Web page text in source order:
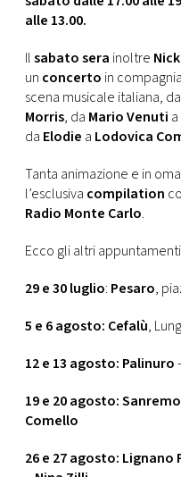
alle 13.00.
Ilsabato sera inoltre
un concerto in
scena musicale italiana, da
Morris, da Mario Venuti a
da Elodie a Lodovica
Tanta animazione e in
l’esclusiva compilation
Radio Monte Carlo.
Ecco gli altri appuntamenti
29 e 30 luglio: Pesaro,
5 e 6 agosto: Cefalù,
12 e 13 agosto: Palinuro
19 e 20 agosto: Sanremo
Comello
26 e 27 agosto: Lignano